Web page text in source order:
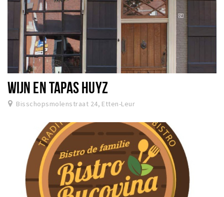
WIJN EN TAPAS HUYZ
Bisschopsmolenstraat 24, Etten-Leur